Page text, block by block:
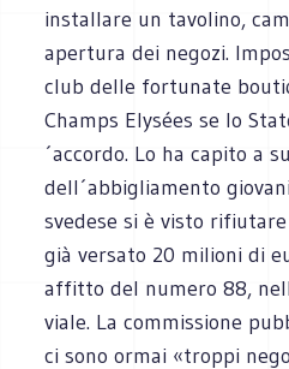
installare un tavolino,
apertura dei negozi.
club delle fortunate
Champs Elysées se lo
´accordo. Lo ha capito a
dell´abbigliamento
svedese si è visto
già versato 20 milioni di
affitto del numero 88,
viale. La commissione
ci sono ormai «troppi